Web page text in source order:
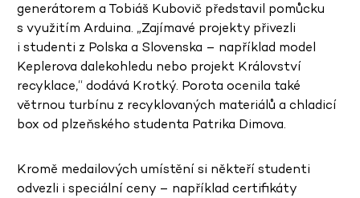
generátorem a Tobiáš Kubovič představil pomůcku
s využitím Arduina. „Zajímavé projekty přivezli
i studenti z Polska a Slovenska – například model
Keplerova dalekohledu nebo projekt Království
recyklace,“ dodává Krotký. Porota ocenila také
větrnou turbínu z recyklovaných materiálů a chladicí
box od plzeňského studenta Patrika Dimova.
Kromě medailových umístění si někteří studenti
odvezli i speciální ceny – například certifikáty